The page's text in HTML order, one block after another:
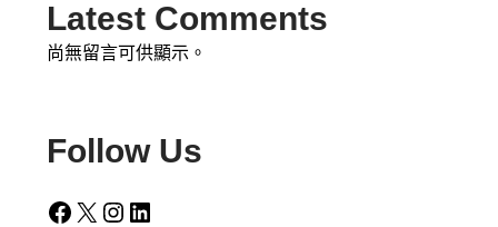
Latest Comments
尚無留言可供顯示。
Follow Us
Facebook X Instagram LinkedIn